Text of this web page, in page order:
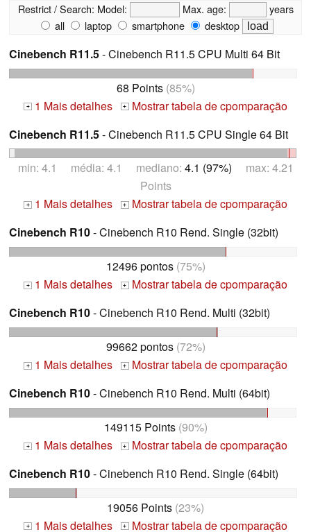
Restrict / Search: Model: Max. age:
years
all
laptop smartphone desktop
Cinebench R11.5- Cinebench R11.5 CPU Multi 64 Bit
68 Points(85%)
+ 1 Mais detalhes + Mostrar tabela de cpomparação
Cinebench R11.5- Cinebench R11.5 CPU Single 64 Bit
min: 4.1 média: 4.1 mediano: 4.1 (97%) max: 4.21
Points
+ 1 Mais detalhes + Mostrar tabela de cpomparação
Cinebench R10- Cinebench R10 Rend. Single (32bit)
12496 pontos(75%)
+ 1 Mais detalhes + Mostrar tabela de cpomparação
Cinebench R10- Cinebench R10 Rend. Multi (32bit)
99662 pontos(72%)
+ 1 Mais detalhes + Mostrar tabela de cpomparação
Cinebench R10- Cinebench R10 Rend. Multi (64bit)
149115 Points(90%)
+ 1 Mais detalhes + Mostrar tabela de cpomparação
Cinebench R10- Cinebench R10 Rend. Single (64bit)
19056 Points (23%)
+ 1 Mais detalhes + Mostrar tabela de cpomparação